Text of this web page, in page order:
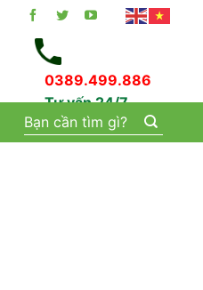
0389.499.886
Tư vấn 24/7
Tìm
kiếm: